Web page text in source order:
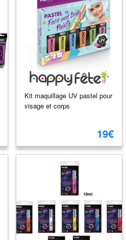
Kit maquillage UV pastel pour
visage et corps
19€